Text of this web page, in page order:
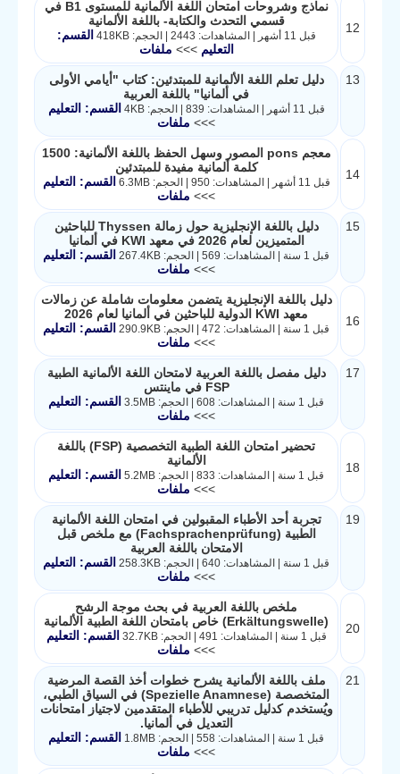
12
نماذج وشروحات امتحان اللغة الألمانية للمستوى B1 في
قسمي التحدث والكتابة- باللغة الألمانية
قبل 11 أشهر | المشاهدات: 2443 | الحجم: 418KB
القسم:
التعليم>>> ملفات
13
دليل تعلم اللغة الألمانية للمبتدئين: كتاب "أيامي الأولى
في ألمانيا" باللغة العربية
قبل 11 أشهر | المشاهدات: 839 | الحجم: 4KB
القسم: التعليم
>>> ملفات
14
معجم pons المصور وسهل الحفظ باللغة الألمانية: 1500
كلمة ألمانية مفيدة للمبتدئين
قبل 11 أشهر | المشاهدات: 950 | الحجم: 6.3MB
القسم: التعليم
>>> ملفات
15
دليل باللغة الإنجليزية حول زمالة Thyssen للباحثين
المتميزين لعام 2026 في معهد KWI في ألمانيا
قبل 1 سنة | المشاهدات: 569 | الحجم: 267.4KB
القسم: التعليم
>>> ملفات
16
دليل باللغة الإنجليزية يتضمن معلومات شاملة عن زمالات
معهد KWI الدولية للباحثين في ألمانيا لعام 2026
قبل 1 سنة | المشاهدات: 472 | الحجم: 290.9KB
القسم: التعليم
>>> ملفات
17
دليل مفصل باللغة العربية لامتحان اللغة الألمانية الطبية
FSP في ماينتس
قبل 1 سنة | المشاهدات: 608 | الحجم: 3.5MB
القسم: التعليم
>>> ملفات
18
تحضير امتحان اللغة الطبية التخصصية (FSP) باللغة
الألمانية
قبل 1 سنة | المشاهدات: 833 | الحجم: 5.2MB
القسم: التعليم
>>> ملفات
19
تجربة أحد الأطباء المقبولين في امتحان اللغة الألمانية
الطبية (Fachsprachenprüfung) مع ملخص قبل
الامتحان باللغة العربية
قبل 1 سنة | المشاهدات: 640 | الحجم: 258.3KB
القسم: التعليم
>>> ملفات
20
ملخص باللغة العربية في بحث موجة الرشح
(Erkältungswelle) خاص بامتحان اللغة الطبية الألمانية
قبل 1 سنة | المشاهدات: 491 | الحجم: 32.7KB
القسم: التعليم
>>> ملفات
21
ملف باللغة الألمانية يشرح خطوات أخذ القصة المرضية
المتخصصة (Spezielle Anamnese) في السياق الطبي،
ويُستخدم كدليل تدريبي للأطباء المتقدمين لاجتياز امتحانات
التعديل في ألمانيا.
قبل 1 سنة | المشاهدات: 558 | الحجم: 1.8MB
القسم: التعليم
>>> ملفات